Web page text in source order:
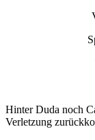
Hinter Duda noch
Verletzung